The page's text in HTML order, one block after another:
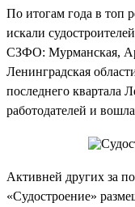
По итогам года в топ
искали
СЗФО: Мурманская,
Ленинградская
последнего квартала
работодателей и
Активней других за
«Судостроение»